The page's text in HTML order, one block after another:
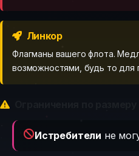
Линкор
Флагманы вашего флота.
возможностями, будь то для
Истребители не